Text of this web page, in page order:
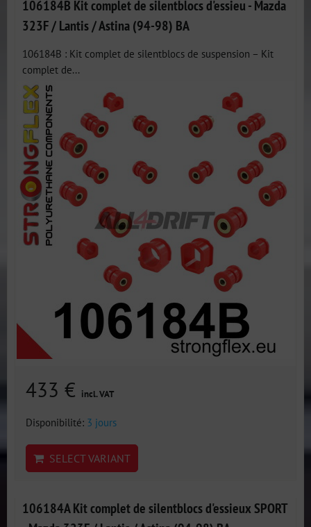
106184B Kit complet de silentblocs d'essieu - Mazda
323F / Lantis / Astina (94-98) BA
106184B : Kit complet de silentblocs de suspension – Kit
complet de...
433 € incl. VAT
Disponibilité: 3 jours
SELECT VARIANT
106184A Kit complet de silentblocs d'essieux SPORT